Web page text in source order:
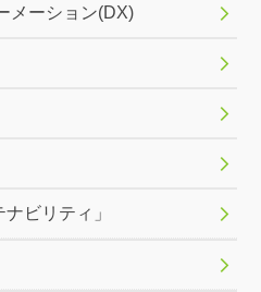
メーション(DX)
ビリティ」